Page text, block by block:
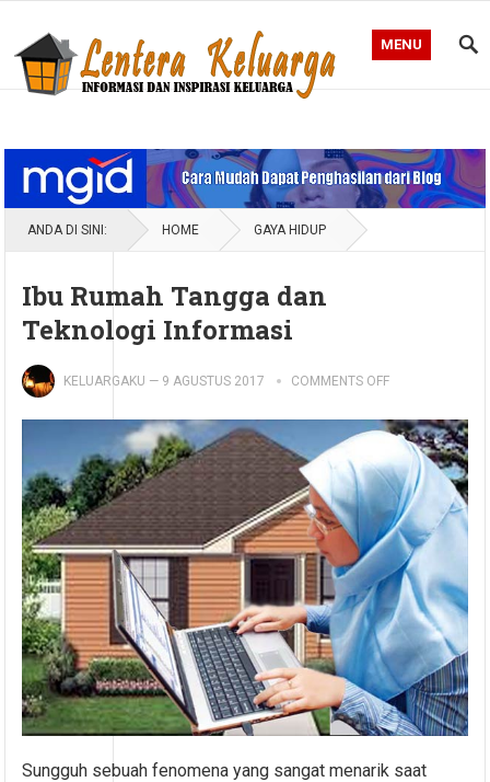
MENU
ANDA DI SINI: HOME GAYA HIDUP
Ibu Rumah Tangga dan
Teknologi Informasi
KELUARGAKU — 9 AGUSTUS 2017 COMMENTS OFF
Sungguh sebuah fenomena yang sangat menarik saat